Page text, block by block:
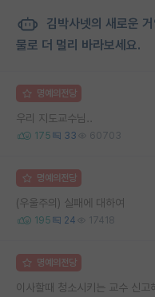
김박사넷의 새로운
물로 더 멀리 바라보세요.
명예의전당
우리 지도교수님..
175 33 60703
명예의전당
(우울주의) 실패에 대하여
195 24 17418
명예의전당
이사할때 청소시키는 교수 신고